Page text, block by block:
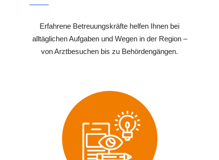
Erfahrene Betreuungskräfte helfen Ihnen bei
alltäglichen Aufgaben und Wegen in der Region –
von Arztbesuchen bis zu Behördengängen.